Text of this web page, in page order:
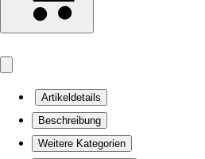
Artikeldetails
Beschreibung
Weitere Kategorien